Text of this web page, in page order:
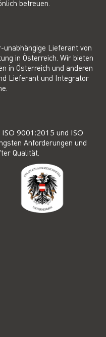
betreuen.
Lieferant von
in Österreich. Wir bieten
in Österreich und anderen
Lieferant und Integrator
ISO 9001:2015 und ISO
Anforderungen und
Qualität.